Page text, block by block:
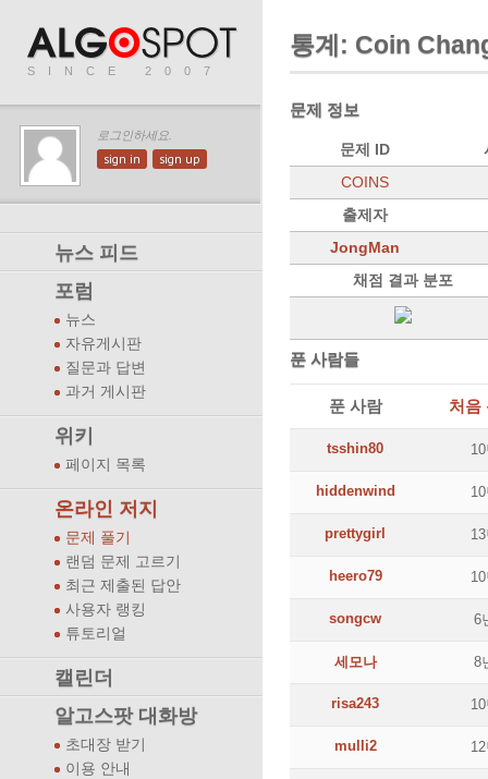
SINCE 2007
로그인하세요.
sign in sign up
뉴스 피드
포럼
뉴스
자유게시판
질문과 답변
과거 게시판
위키
페이지 목록
온라인 저지
문제 풀기
랜덤 문제 고르기
최근 제출된 답안
사용자 랭킹
튜토리얼
캘린더
알고스팟 대화방
초대장 받기
이용 안내
통계: Coin
문제 정보
문제 ID
COINS
출제자
JongMan
채점 결과 분포
푼 사람들
푼 사람 처음
tsshin80
hiddenwind
prettygirl
heero79
songcw 6
세모나 8
risa243
mulli2